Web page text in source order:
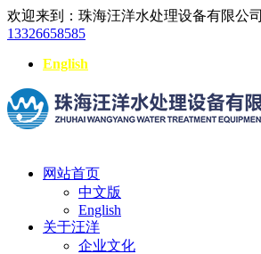
欢迎来到：珠海汪洋水处理设备有限公司
13326658585
English
网站首页
中文版
English
关于汪洋
企业文化